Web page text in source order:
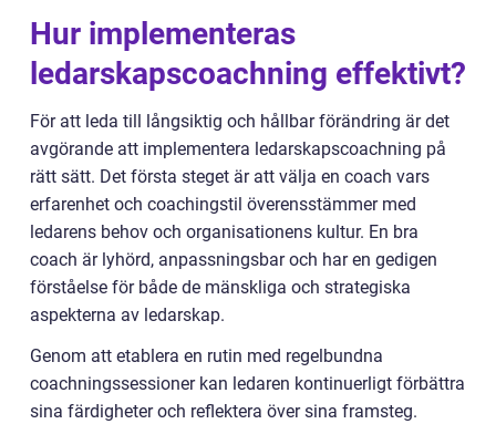
Hur implementeras
ledarskapscoachning effektivt?
För att leda till långsiktig och hållbar förändring är det
avgörande att implementera ledarskapscoachning på
rätt sätt. Det första steget är att välja en coach vars
erfarenhet och coachingstil överensstämmer med
ledarens behov och organisationens kultur. En bra
coach är lyhörd, anpassningsbar och har en gedigen
förståelse för både de mänskliga och strategiska
aspekterna av ledarskap.
Genom att etablera en rutin med regelbundna
coachningssessioner kan ledaren kontinuerligt förbättra
sina färdigheter och reflektera över sina framsteg.